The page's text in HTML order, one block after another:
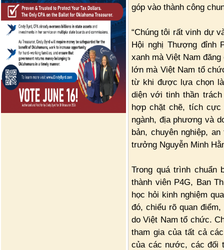
góp vào thành công
“Chúng tôi rất vinh dự
Hội nghị Thượng đỉnh
xanh mà Việt Nam
lớn mà Việt Nam tổ
từ khi được lựa chọn
diện với tinh thần
hợp chặt chẽ, tích cực
ngành, địa phương và
bản, chuyên nghiệp,
trưởng Nguyễn Minh
Trong quá trình
thành viên P4G, Ban
học hỏi kinh nghiệm
đó, chiểu rõ quan
do Việt Nam tổ chức.
tham gia của tất cả
của các nước, các đối